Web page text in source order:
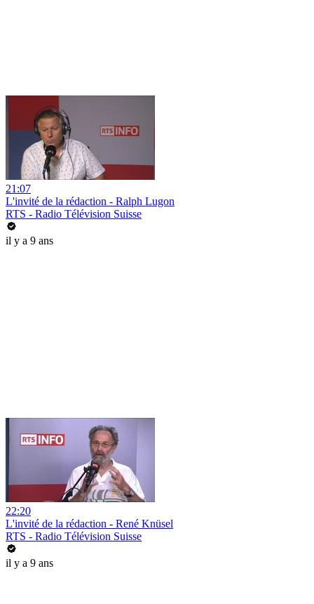
21:07
L'invité de la rédaction - Ralph Lugon
RTS - Radio Télévision Suisse
il y a 9 ans
22:20
L'invité de la rédaction - René Knüsel
RTS - Radio Télévision Suisse
il y a 9 ans